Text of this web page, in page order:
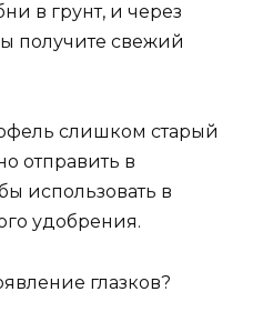
в грунт, и через
получите свежий
слишком старый
отправить в
использовать в
удобрения.
глазков?